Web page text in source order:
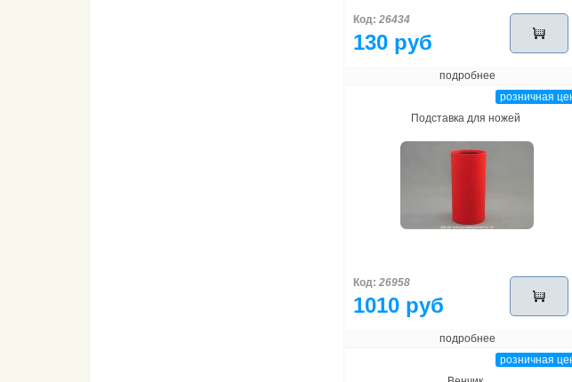
Код: 26434
130 руб
подробнее
розничная
Подставка для ножей
Код: 26958
1010 руб
подробнее
розничная